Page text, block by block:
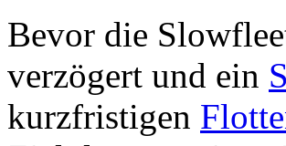
Bevor die
verzögert und ein
kurzfristigen